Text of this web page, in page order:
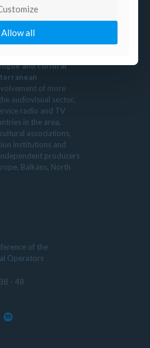
and cultural
of more
audiovisual sector,
radio and TV
in the area,
associations,
institutions and
producers
Balkans, North
of the
Operators
- 48
Allow all